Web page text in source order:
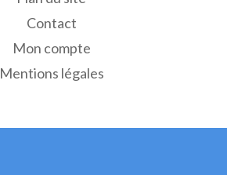
Contact
Mon compte
Mentions légales